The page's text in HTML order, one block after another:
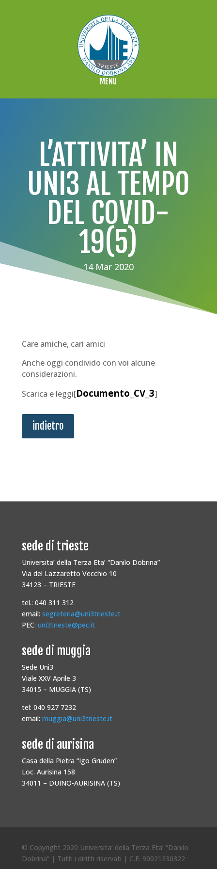
L’ATTIVITA’ IN
UNI3 AL TEMPO
DEL COVID-
19(5)
14 Mar 2020
Care amiche, cari amici
Anche oggi condivido con voi alcune
considerazioni.
Scarica e leggi[Documento_CV_3]
indietro
sede di trieste
Universita’ della Terza Eta’ “Danilo Dobrina”
Via del Lazzaretto Vecchio 10
34123 – TRIESTE
tel.: 040 311 312
email: segreteria@uni3trieste.it
PEC: uni3trieste@pec.it
sede di muggia
Sede Uni3
Viale XXV Aprile 3
34015 – MUGGIA (TS)
tel: 040 927 7232
email: muggia@uni3trieste.it
sede di aurisina
Casa della Pietra “Igo Gruden”
Loc. Aurisina 158
34011 – DUINO-AURISINA (TS)
© Copyright 2020 Universita’ della Terza Eta’ “Danilo
Dobrina” | Tutti i diritti riservati | C.F. 90021230322